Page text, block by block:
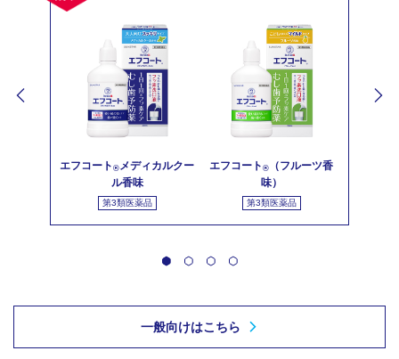
エフコート®メディカルクー
ル香味
第3類医薬品
エフコート®
（フルーツ香
味）
第3類医薬品
一般向けはこちら